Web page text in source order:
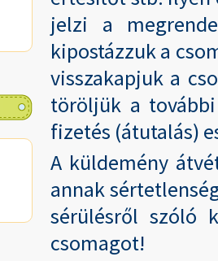
jelzi a
kipostázzuk a
visszakapjuk a
töröljük a
fizetés (átutalás)
A küldemény
annak
sérülésről szóló
csomagot!